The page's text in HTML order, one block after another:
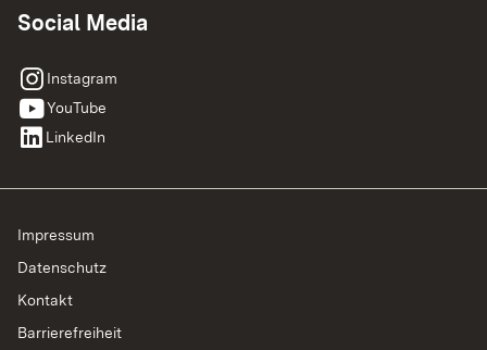
Social Media
instagram Instagram
youtubeYouTube
linkedin LinkedIn
Impressum
Datenschutz
Kontakt
Barrierefreiheit